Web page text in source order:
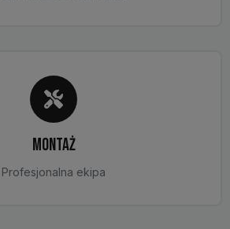
MONTAŻ
Profesjonalna ekipa